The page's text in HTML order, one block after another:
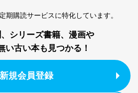
定期購読サービスに特化しています。
シリーズ書籍、漫画や
い古い本も見つかる！
新規会員登録